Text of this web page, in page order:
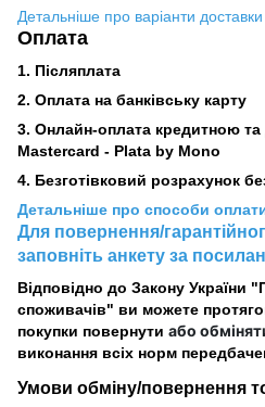
Детальніше про варіанти доставки
Оплата
1. Післяплата
2. Оплата на банківську карту
3. Онлайн-оплата кредитною
Mastercard - Plata by Mono
4. Безготівковий розрахунок
Детальніше про способи
Для повернення/
заповніть анкету за
Відповідно до Закону України
споживачів" ви можете
покупки повернути або
виконання всіх норм
Умови обміну/повернення